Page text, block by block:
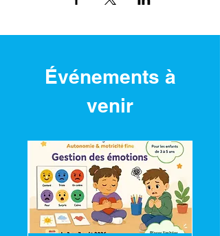
Événements à
venir